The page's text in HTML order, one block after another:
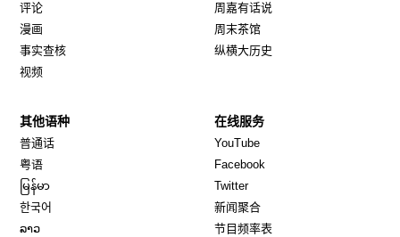
评论
漫画
事实查核
视频
周嘉有话说
周末茶馆
纵横大历史
其他语种
普通话
粤语
မြန်မာ
한국어
ລາວ
在线服务
YouTube
Facebook
TwitterOpens in new window
新闻聚合
节目频率表